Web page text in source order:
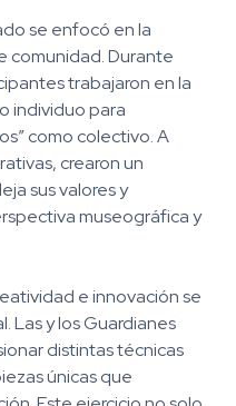
se enfocó en la
comunidad. Durante
trabajaron en la
individuo para
como colectivo. A
crearon un
sus valores y
museográfica y
e innovación se
Las y los Guardianes
distintas técnicas
únicas que